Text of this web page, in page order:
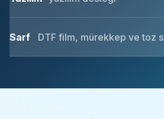
Sarf DTF film, mürekkep ve toz